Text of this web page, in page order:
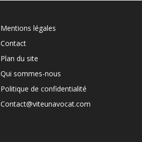
Mentions légales
Contact
Plan du site
Qui sommes-nous
Politique de confidentialité
Contact@viteunavocat.com